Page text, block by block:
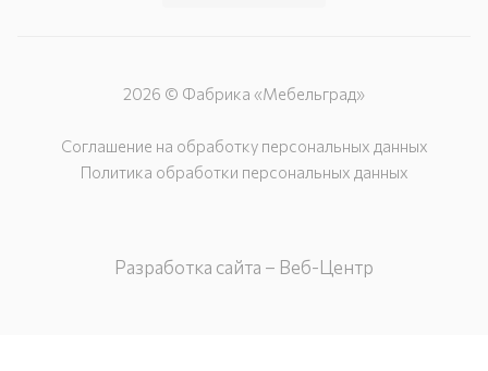
2026 © Фабрика «Мебельград»
Соглашение на обработку персональных данных
Политика обработки персональных данных
Разработка сайта – Веб-Центр